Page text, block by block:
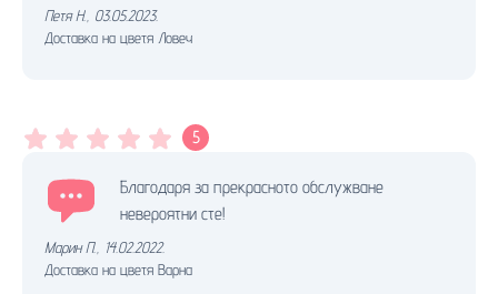
Петя Н. 03.05.2023.
Доставка на цветя Ловеч
5
Благодаря за прекрасното обслужване
невероятни сте!
Марин П.
14.02.2022.
Доставка на цветя Варна